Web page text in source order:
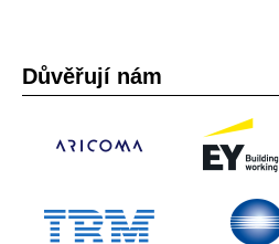
Důvěřují nám